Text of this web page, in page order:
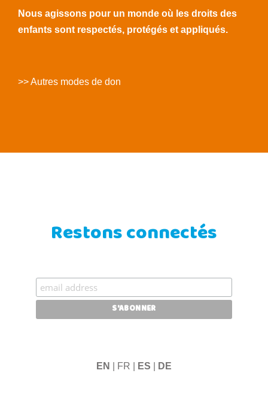
Nous agissons pour un monde où les droits des
enfants sont respectés, protégés et appliqués.
>> Autres modes de don
Restons connectés
EN | FR | ES DE